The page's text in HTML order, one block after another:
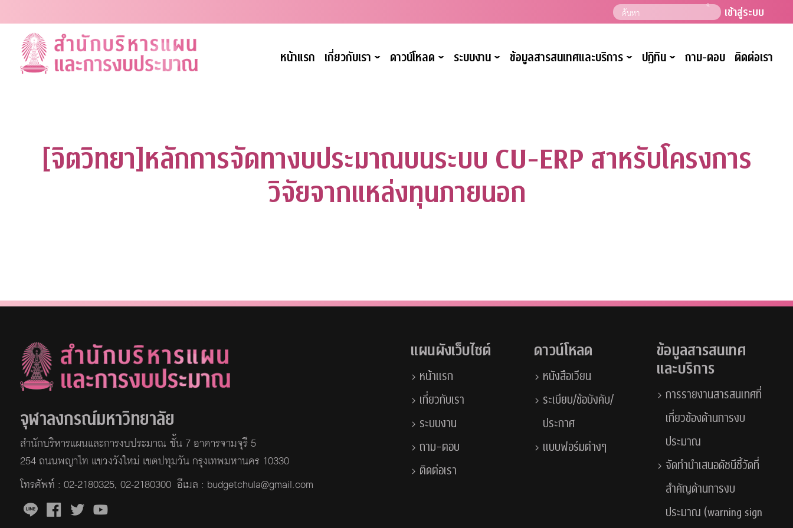
to
content
เข้าสู่ระบบ
หน้าแรก เกี่ยวกับเรา ˇ ดาวน์โหลด ˇ ระบบงานˇ ข้อมูลสารสนเทศและบริการˇ ปฏิทินˇ ถาม-ตอบ ติดต่อเรา
[จิตวิทยา]หลักการจัดทางบประมาณบนระบบ CU-ERP สาหรับโครงการ
วิจัยจากแหล่งทุนภายนอก
จุฬาลงกรณ์มหาวิทยาลัย
สำนักบริหารแผนและการงบประมาณ ชั้น 7 อาคารจามจุรี 5
254 ถนนพญาไท แขวงวังใหม่ เขตปทุมวัน กรุงเทพมหานคร 10330
โทรศัพท์ : 02-2180325, 02-2180300 อีเมล : budgetchula@gmail.com
แผนผังเว็บไซต์
หน้าแรก
เกี่ยวกับเรา
ระบบงาน
ถาม-ตอบ
ติดต่อเรา
ดาวน์โหลด
หนังสือเวียน
ระเบียบ/ข้อบังคับ/
ประกาศ
แบบฟอร์มต่างๆ
ข้อมูลสารสนเทศ
และบริการ
การรายงานสารสนเทศที่
เกี่ยวข้องด้านการงบ
ประมาณ
จัดทำนำเสนอดัชนีชี้วัดที่
สำคัญด้านการงบ
ประมาณ (warning sign